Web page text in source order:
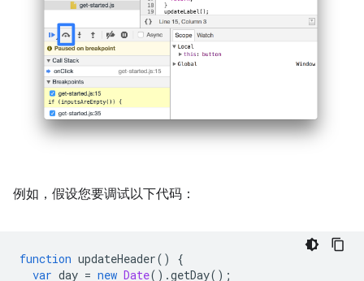
例如，假设您要调试以下代码：
function updateHeader()
{
var day = new Date().getDay();